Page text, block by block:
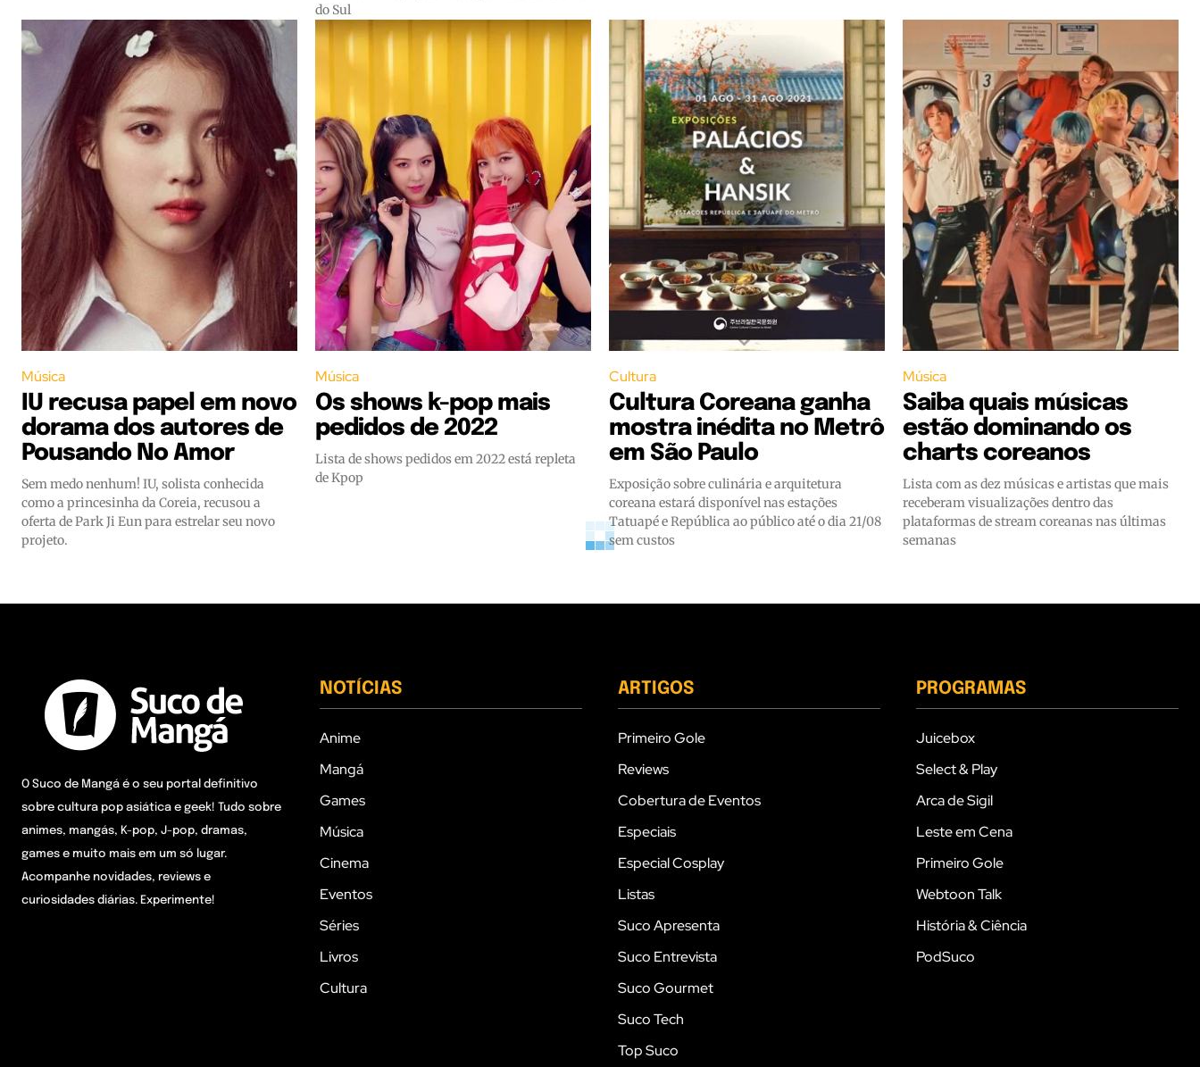
do Sul
Música
IU recusa papel em novo
dorama dos autores de
Pousando No Amor
Sem medo nenhum! IU, solista conhecida
como a princesinha da Coreia, recusou a
oferta de Park Ji Eun para estrelar seu novo
projeto.
Música
Os shows k-pop mais
pedidos de 2022
Lista de shows pedidos em 2022 está repleta
de Kpop
Cultura
Cultura Coreana ganha
mostra inédita no Metrô
em São Paulo
Exposição sobre culinária e arquitetura
coreana estará disponível nas estações
Tatuapé e República ao público até o dia 21/08
sem custos
Música
Saiba quais músicas
estão dominando os
charts coreanos
Lista com as dez músicas e artistas que mais
receberam visualizações dentro das
plataformas de stream coreanas nas últimas
semanas
O Suco de Mangá é o seu portal definitivo
sobre cultura pop asiática e geek! Tudo sobre
animes, mangás, K-pop, J-pop, dramas,
games e muito mais em um só lugar.
Acompanhe novidades, reviews e
curiosidades diárias. Experimente!
NOTÍCIAS
Anime
Mangá
Games
Música
Cinema
Eventos
Séries
Livros
Cultura
ARTIGOS
Primeiro Gole
Reviews
Cobertura de Eventos
Especiais
Especial Cosplay
Listas
Suco Apresenta
Suco Entrevista
Suco Gourmet
Suco Tech
Top Suco
PROGRAMAS
Juicebox
Select & Play
Arca de Sigil
Leste em Cena
Primeiro Gole
Webtoon Talk
História & Ciência
PodSuco